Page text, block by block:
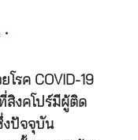
รค COVID-19
สิงคโปร์มีผู้ติด
งปัจจุบัน